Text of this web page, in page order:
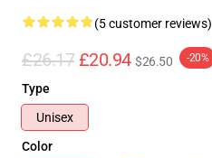
(5 customer reviews)
£26.17 £20.94 $26.50 -20%
Type
Unisex
Color